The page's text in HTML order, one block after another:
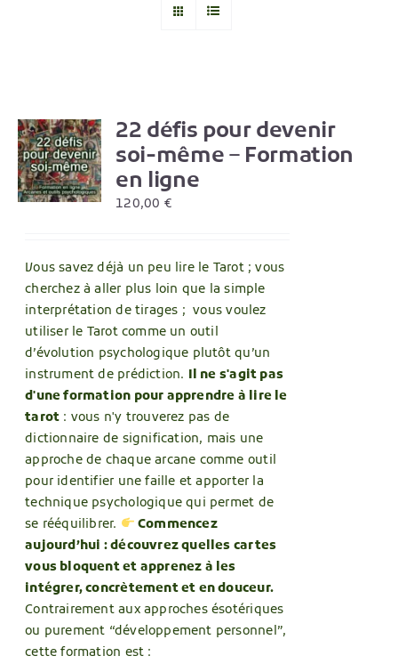
22 défis pour devenir
soi-même – Formation
en ligne
120,00 €
Vous savez déjà un peu lire le Tarot ; vous
cherchez à aller plus loin que la simple
interprétation de tirages ; vous voulez
utiliser le Tarot comme un outil
d’évolution psychologique plutôt qu’un
instrument de prédiction. Il ne s'agit pas
d'une formation pour apprendre à lire le
tarot : vous n'y trouverez pas de
dictionnaire de signification, mais une
approche de chaque arcane comme outil
pour identifier une faille et apporter la
technique psychologique qui permet de
se rééquilibrer.
Commencez
aujourd’hui : découvrez quelles cartes
vous bloquent et apprenez à les
intégrer, concrètement et en douceur.
Contrairement aux approches ésotériques
ou purement “développement personnel”,
cette formation est :